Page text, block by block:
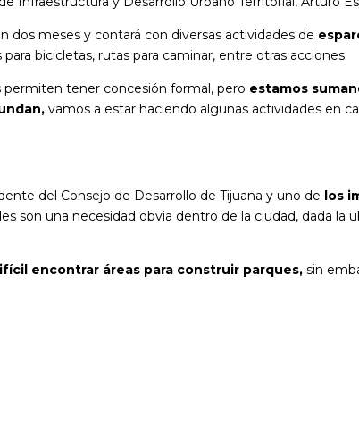
dos meses y contará con diversas actividades de
bicicletas, rutas para caminar, entre otras acciones.
permiten tener concesión formal, pero estamos
vamos a estar haciendo algunas actividades en
del Consejo de Desarrollo de Tijuana y uno de los
son una necesidad obvia dentro de la ciudad, dada la
encontrar áreas para construir parques,sin